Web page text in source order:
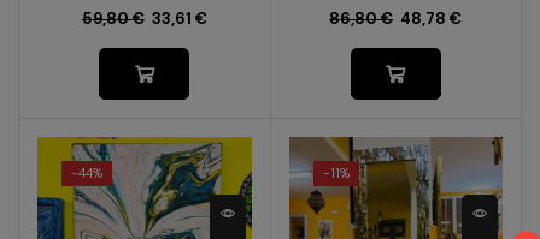
59,80€ 33,61 € 86,80€ 48,78€
-44% -11%